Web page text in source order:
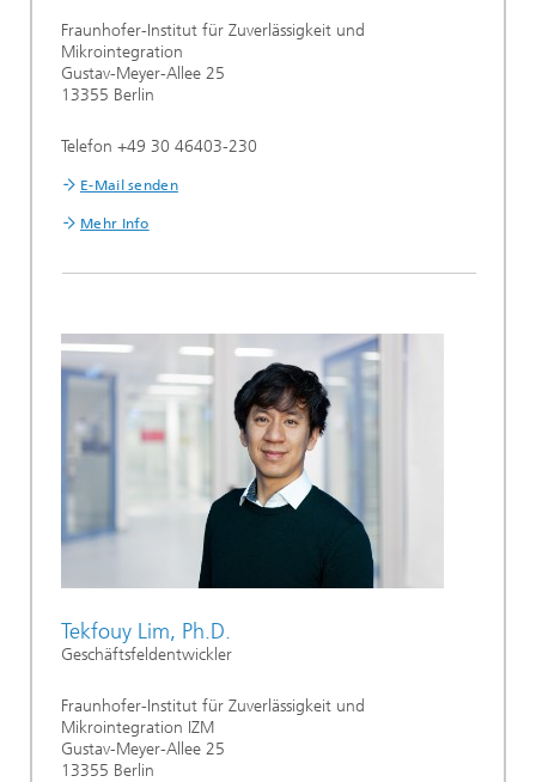
Fraunhofer-Institut für Zuverlässigkeit und
Mikrointegration
Gustav-Meyer-Allee 25
13355 Berlin
Telefon +49 30 46403-230
E-Mail senden
Mehr Info
Tekfouy Lim, Ph.D.
Geschäftsfeldentwickler
Fraunhofer-Institut für Zuverlässigkeit und
Mikrointegration IZM
Gustav-Meyer-Allee 25
13355 Berlin